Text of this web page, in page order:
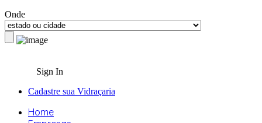
Onde
Sign In
Cadastre sua Vidraçaria
Home